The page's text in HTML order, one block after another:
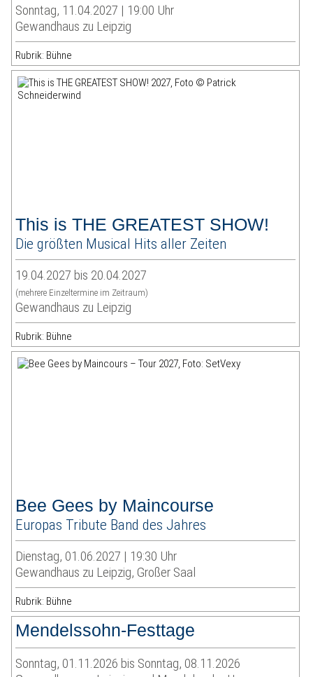
Sonntag, 11.04.2027 | 19:00 Uhr
Gewandhaus zu Leipzig
Rubrik: Bühne
This is THE GREATEST SHOW!
Die größten Musical Hits aller Zeiten
19.04.2027 bis 20.04.2027
(mehrere Einzeltermine im Zeitraum)
Gewandhaus zu Leipzig
Rubrik: Bühne
Bee Gees by Maincourse
Europas Tribute Band des Jahres
Dienstag, 01.06.2027 | 19:30 Uhr
Gewandhaus zu Leipzig, Großer Saal
Rubrik: Bühne
Mendelssohn-Festtage
Sonntag, 01.11.2026 bis Sonntag, 08.11.2026